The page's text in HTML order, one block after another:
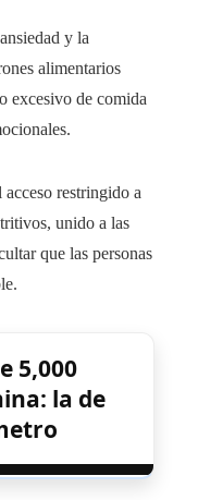
y la
alimentarios
excesivo de comida
acceso restringido a
unido a las
que las personas
5,000
la de